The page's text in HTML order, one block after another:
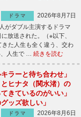
ドラマ
2026年8月7日
がダブル主演するドラマ
放送された。（※以下、
た人生も全く違う、交わ
、人生で … 続きを読む
ラーと待ち合わせ」
とヒナタ（関水渚）の
きているのがいい」
ッズ欲しい」
ドラマ
2026年8月6日